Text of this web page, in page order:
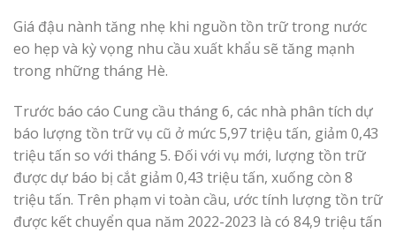
Giá đậu nành tăng nhẹ khi nguồn tồn trữ trong nước
eo hẹp và kỳ vọng nhu cầu xuất khẩu sẽ tăng mạnh
trong những tháng Hè.
Trước báo cáo Cung cầu tháng 6, các nhà phân tích dự
báo lượng tồn trữ vụ cũ ở mức 5,97 triệu tấn, giảm 0,43
triệu tấn so với tháng 5. Đối với vụ mới, lượng tồn trữ
được dự báo bị cắt giảm 0,43 triệu tấn, xuống còn 8
triệu tấn. Trên phạm vi toàn cầu, ước tính lượng tồn trữ
được kết chuyển qua năm 2022-2023 là có 84,9 triệu tấn